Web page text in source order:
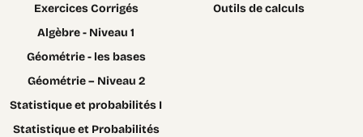
Exercices Corrigés
Algèbre - Niveau 1
Géométrie - les bases
Géométrie – Niveau 2
Statistique et probabilités I
Statistique et Probabilités
Outils de calculs